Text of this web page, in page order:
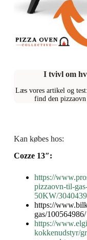
I tvivl om
Læs vores artikel og
find den pizzaovn
Kan købes hos:
Cozze 13″:
https://
pizzaovn-til-
50KW/3040439
https://
gas/100564986/
https://
kokkenudstyr/